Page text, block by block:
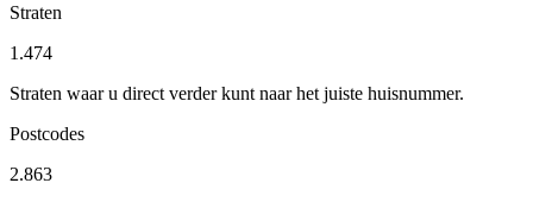
Straten
1.474
Straten waar u direct verder kunt naar het juiste huisnummer.
Postcodes
2.863